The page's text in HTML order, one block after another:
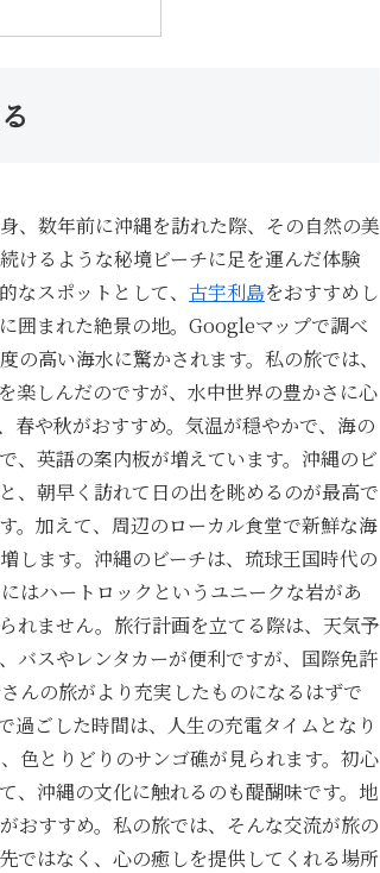
、数年前に沖縄を訪れた際、その自然の美
けるような秘境ビーチに足を運んだ体験
なスポットとして、 古宇利島をおすすめし
囲まれた絶景の地。Googleマップで調べ
高い海水に驚かされます。私の旅では、
楽しんだのですが、水中世界の豊かさに心
春や秋がおすすめ。気温が穏やかで、海の
、英語の案内板が増えています。沖縄のビ
、朝早く訪れて日の出を眺めるのが最高で
。加えて、周辺のローカル食堂で新鮮な海
します。沖縄のビーチは、琉球王国時代の
はハートロックというユニークな岩があ
れません。旅行計画を立てる際は、天気予
バスやレンタカーが便利ですが、国際免許
んの旅がより充実したものになるはずで
過ごした時間は、人生の充電タイムとなり
色とりどりのサンゴ礁が見られます。初心
、沖縄の文化に触れるのも醍醐味です。地
おすすめ。私の旅では、そんな交流が旅の
ではなく、心の癒しを提供してくれる場所